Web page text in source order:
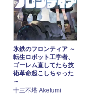
氷鉄のフロンティア ～
転生ロボット工学者、
ゴーレム直してたら技
術革命起こしちゃった
～
十三不塔 Akefumi